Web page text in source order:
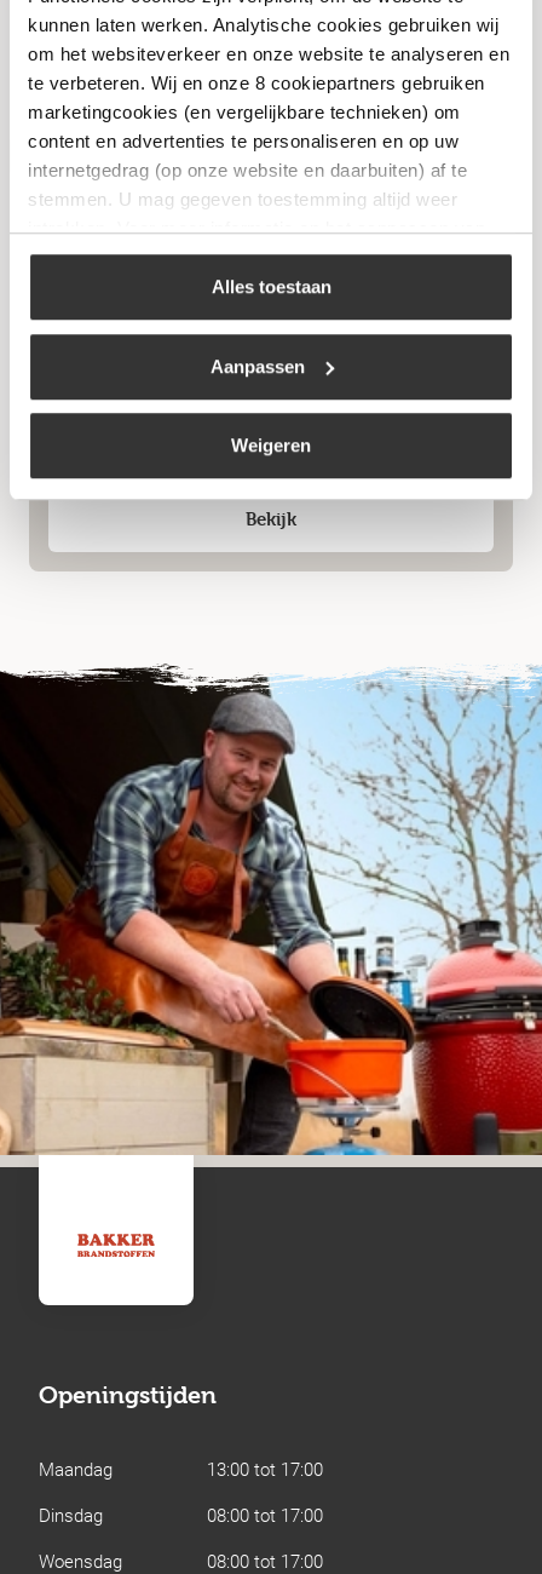
kunnen laten werken. Analytische cookies gebruiken wij
om het websiteverkeer en onze website te analyseren en
te verbeteren. Wij en onze 8 cookiepartners gebruiken
marketingcookies (en vergelijkbare technieken) om
content en advertenties te personaliseren en op uw
internetgedrag (op onze website en daarbuiten) af te
stemmen. U mag gegeven toestemming altijd weer
intrekken. Voor meer informatie en het aanpassen van
uw keuze op onze website verwijzen wij u naar ons
Alles toestaan
Aanpassen
Weigeren
Bekijk
Forged Olive – Koksmes 16cm
Bekijk
Openingstijden
Maandag
13:00 tot 17:00
Dinsdag
08:00 tot 17:00
Woensdag
08:00 tot 17:00